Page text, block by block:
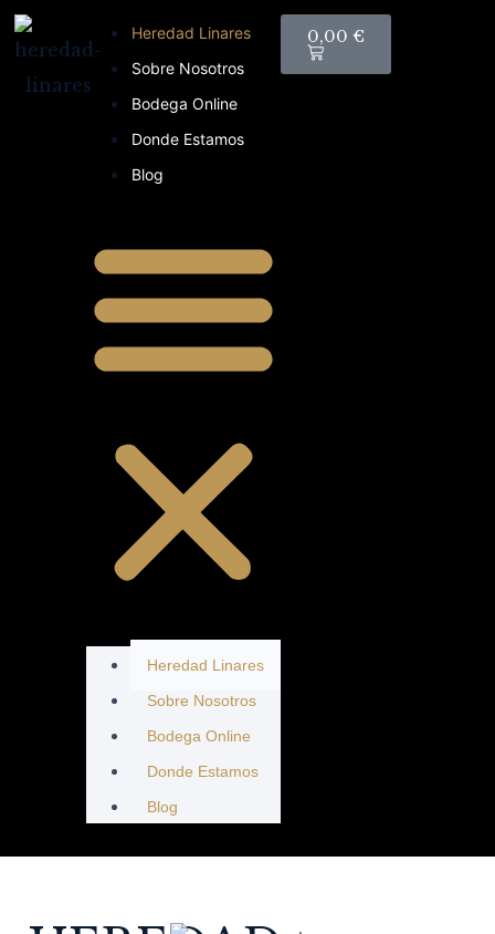
Heredad Linares
Sobre Nosotros
Bodega Online
Donde Estamos
Blog
Heredad Linares
Sobre Nosotros
Bodega Online
Donde Estamos
Blog
0,00 €